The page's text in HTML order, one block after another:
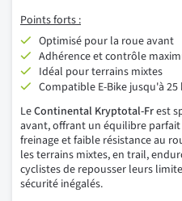
Points forts :
Optimisé pour la roue avant
Adhérence et contrôle
Idéal pour terrains mixtes
Compatible E-Bike jusqu'à
LeContinental Kryptotal-Frest
avant, offrant un équilibre
freinage et faible résistance au
les terrains mixtes, en trail,
cyclistes de repousser leurs
sécurité inégalés.